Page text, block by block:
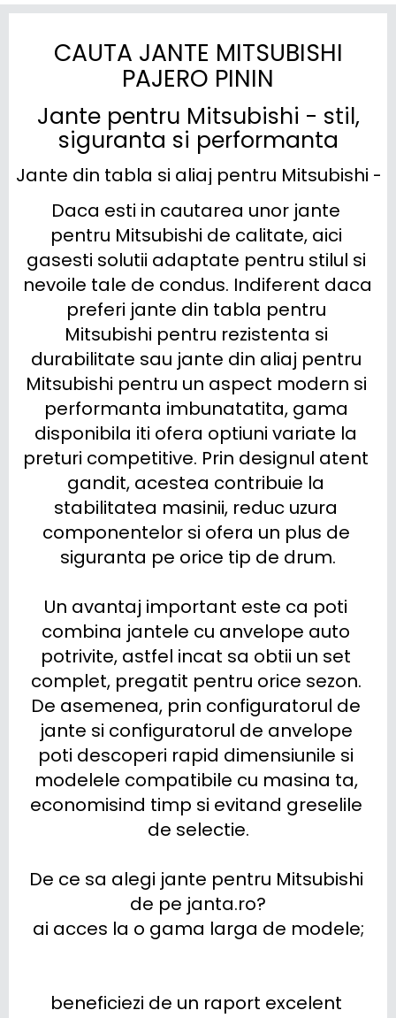
CAUTA JANTE MITSUBISHI
PAJERO PININ
Jante pentru Mitsubishi - stil,
siguranta si performanta
Jante din tabla si aliaj pentru Mitsubishi -
Daca esti in cautarea unor jante
pentru Mitsubishi de calitate, aici
gasesti solutii adaptate pentru stilul si
nevoile tale de condus. Indiferent daca
preferi jante din tabla pentru
Mitsubishi pentru rezistenta si
durabilitate sau jante din aliaj pentru
Mitsubishi pentru un aspect modern si
performanta imbunatatita, gama
disponibila iti ofera optiuni variate la
preturi competitive. Prin designul atent
gandit, acestea contribuie la
stabilitatea masinii, reduc uzura
componentelor si ofera un plus de
siguranta pe orice tip de drum.
Un avantaj important este ca poti
combina jantele cu anvelope auto
potrivite, astfel incat sa obtii un set
complet, pregatit pentru orice sezon.
De asemenea, prin configuratorul de
jante si configuratorul de anvelope
poti descoperi rapid dimensiunile si
modelele compatibile cu masina ta,
economisind timp si evitand greselile
de selectie.
De ce sa alegi jante pentru Mitsubishi
de pe janta.ro?
ai acces la o gama larga de modele;
beneficiezi de un raport excelent